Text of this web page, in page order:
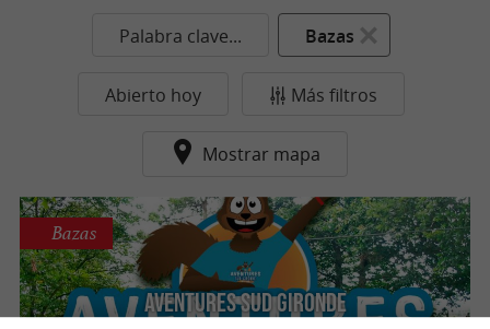
Palabra clave... Bazas
Abierto hoy Más filtros
Mostrar mapa
Aventures Sud Gironde
Bazas